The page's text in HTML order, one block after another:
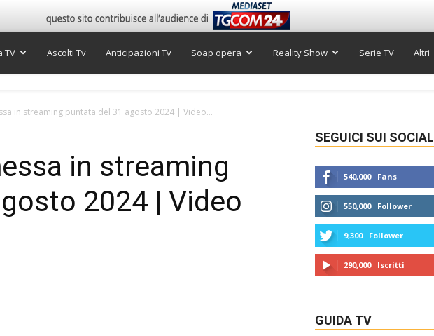
TV Ascolti Tv Anticipazioni Tv Soap opera Reality Show Serie TV Altri
in streaming puntata del 31 agosto 2024 | Video...
in streaming
2024 | Video
SEGUICI SUI SOCIAL
540,000 Fans
550,000 Follower
9,300 Follower
290,000 Iscritti
GUIDA TV